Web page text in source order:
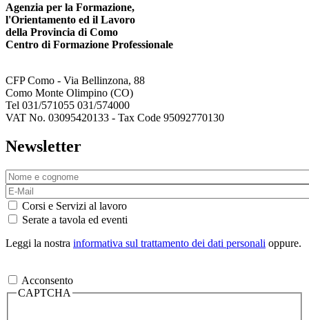
Agenzia per la Formazione,
l'Orientamento ed il Lavoro
della Provincia di Como
Centro di Formazione Professionale
CFP Como - Via Bellinzona, 88
Como Monte Olimpino (CO)
Tel 031/571055 031/574000
VAT No. 03095420133 - Tax Code 95092770130
Newsletter
Corsi e Servizi al lavoro
Serate a tavola ed eventi
Leggi la nostra informativa sul trattamento dei dati personali oppure.
Acconsento
CAPTCHA